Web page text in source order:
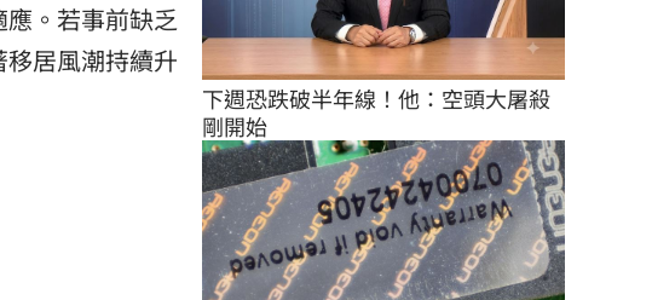
。若事前缺乏
居風潮持續升
下週恐跌破半年線！他：空頭大屠殺
剛開始